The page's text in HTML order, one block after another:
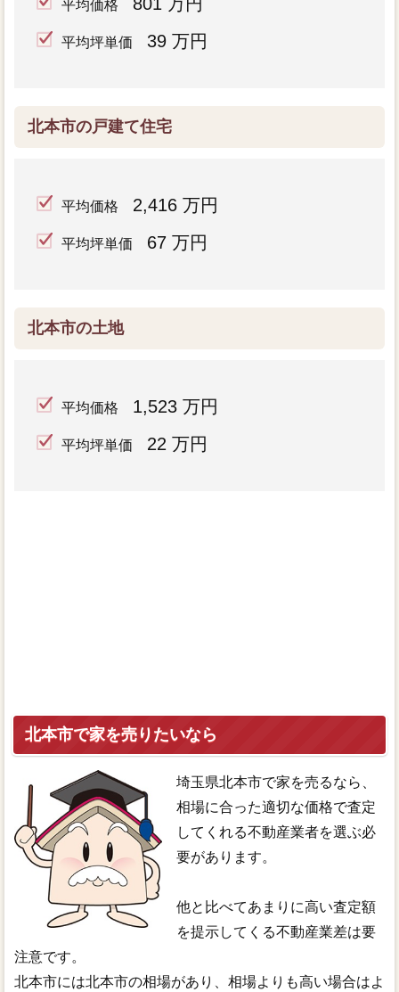
平均価格
平均坪単価 39 万円
北本市の戸建て住宅
平均価格 2,416 万円
平均坪単価 67 万円
北本市の土地
平均価格 1,523 万円
平均坪単価 22 万円
北本市で家を売りたいなら
埼玉県北本市で家を売るなら、
相場に合った適切な価格で査定
してくれる不動産業者を選ぶ必
要があります。
他と比べてあまりに高い査定額
を提示してくる不動産業差は要
注意です。
北本市には北本市の相場があり、相場よりも高い場合はよ